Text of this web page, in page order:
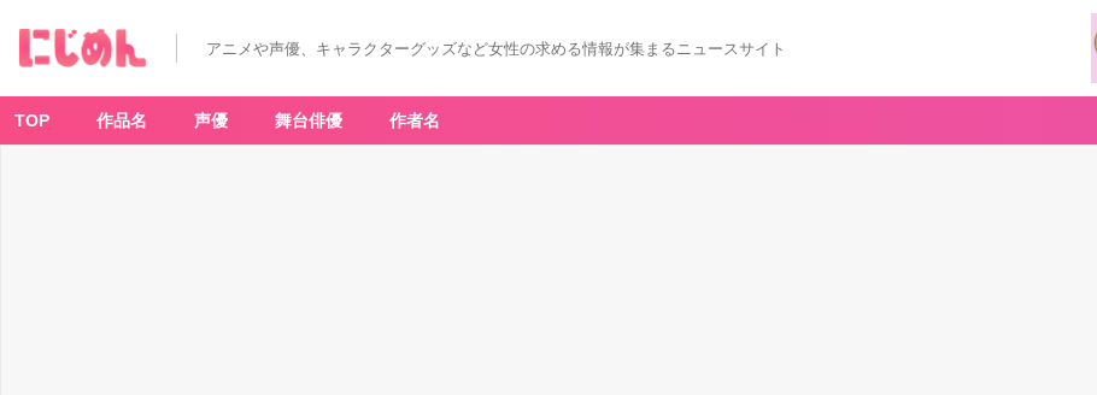
アニメや声優、キャラクターグッズなど女性の求める情報が集まるニュースサイト
TOP 作品名 声優 舞台俳優 作者名